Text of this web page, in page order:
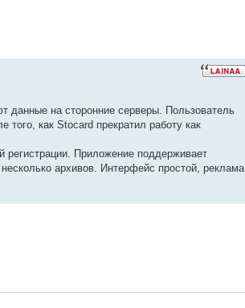
данные на сторонние серверы. Пользователь
как Stocard прекратил работу как
регистрации. Приложение поддерживает
архивов. Интерфейс простой, реклама